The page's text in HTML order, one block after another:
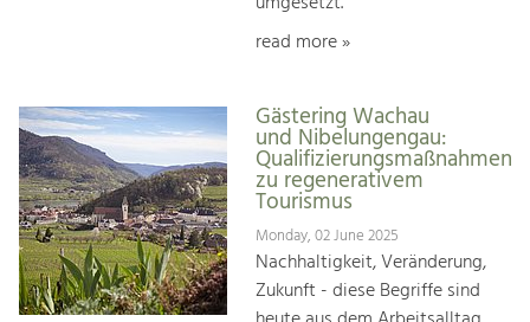
read more »
Gästering Wachau
und Nibelungengau:
Qualifizierungsmaßnahmen
zu regenerativem
Tourismus
Monday, 02 June 2025
Nachhaltigkeit, Veränderung,
Zukunft - diese Begriffe sind